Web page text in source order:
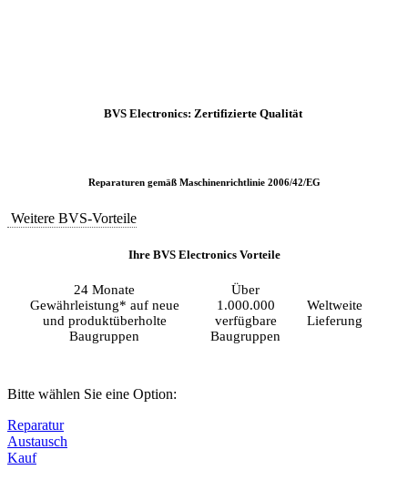
BVS Electronics: Zertifizierte Qualität
Reparaturen gemäß Maschinenrichtlinie 2006/42/EG
Weitere BVS-Vorteile
Ihre BVS Electronics Vorteile
24 Monate
Gewährleistung* auf neue
und produktüberholte
Baugruppen
Über
1.000.000
verfügbare
Baugruppen
Weltweite
Lieferung
Bitte wählen Sie eine Option:
Reparatur
Austausch
Kauf